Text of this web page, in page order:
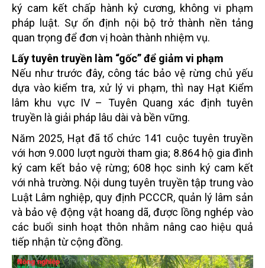
ký cam kết chấp hành kỷ cương, không vi phạm
pháp luật. Sự ổn định nội bộ trở thành nền tảng
quan trọng để đơn vị hoàn thành nhiệm vụ.
Lấy tuyên truyền làm “gốc” để giảm vi phạm
Nếu như trước đây, công tác bảo vệ rừng chủ yếu
dựa vào kiểm tra, xử lý vi phạm, thì nay Hạt Kiểm
lâm khu vực IV – Tuyên Quang xác định tuyên
truyền là giải pháp lâu dài và bền vững.
Năm 2025, Hạt đã tổ chức 141 cuộc tuyên truyền
với hơn 9.000 lượt người tham gia; 8.864 hộ gia đình
ký cam kết bảo vệ rừng; 608 học sinh ký cam kết
với nhà trường. Nội dung tuyên truyền tập trung vào
Luật Lâm nghiệp, quy định PCCCR, quản lý lâm sản
và bảo vệ động vật hoang dã, được lồng nghép vào
các buổi sinh hoạt thôn nhằm nâng cao hiệu quả
tiếp nhận từ cộng đồng.